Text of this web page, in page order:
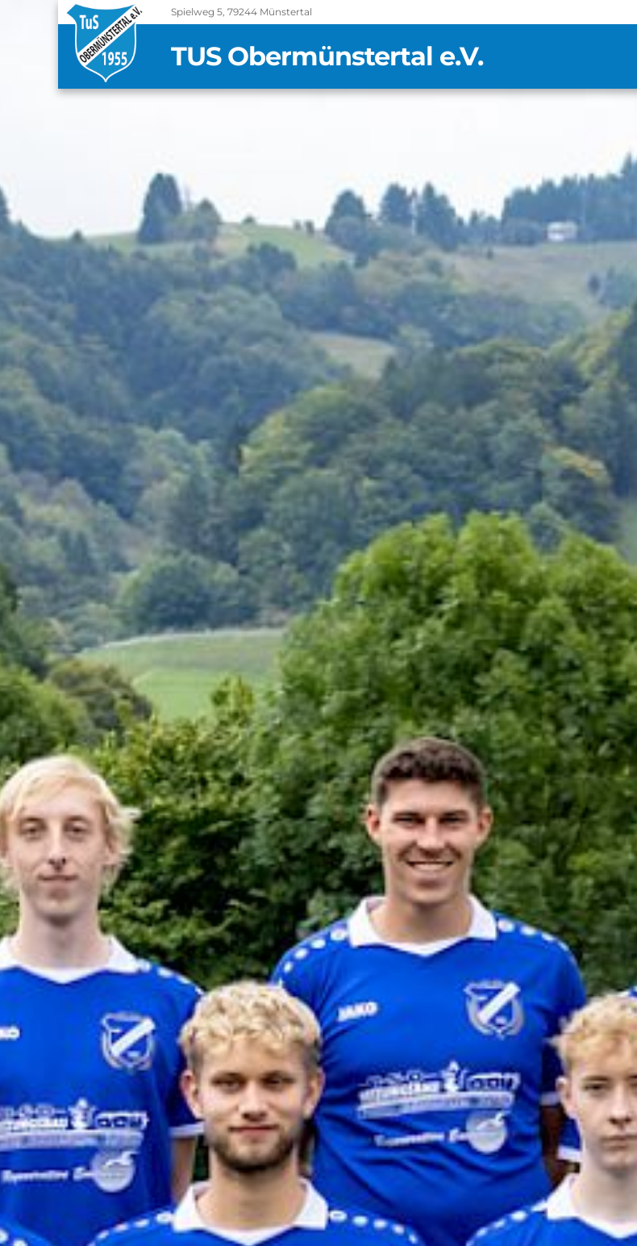
Spielweg 5, 79244 Münstertal
TUS Obermünstertal e.V.